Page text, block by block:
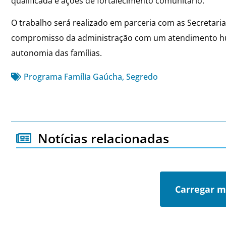
O trabalho será realizado em parceria com as
compromisso da administração com um atendimento
autonomia das famílias.
Programa Família Gaúcha, Segredo
Notícias relacionadas
Carregar